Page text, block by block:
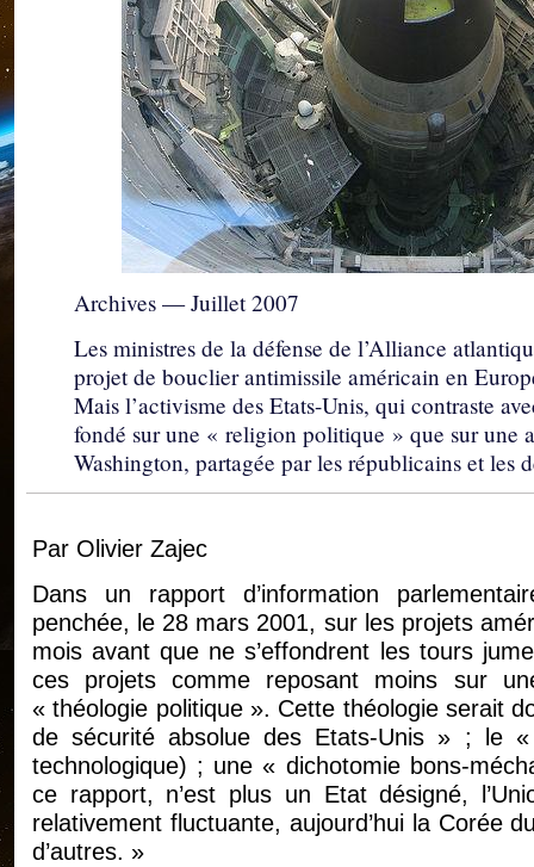
Archives — Juillet 2007
Les ministres de la défense de l’Alliance
projet de bouclier antimissile américain en
Mais l’activisme des Etats-Unis, qui contraste
fondé sur une « religion politique » que sur une
Washington, partagée par les républicains et les
Par Olivier Zajec
Dans un rapport d’information
penchée, le 28 mars 2001, sur les projets
mois avant que ne s’effondrent les tours
ces projets comme reposant moins sur
« théologie politique ». Cette théologie serait
de sécurité absolue des Etats-Unis » ; le
technologique) ; une « dichotomie bons-
ce rapport, n’est plus un Etat désigné,
relativement fluctuante, aujourd’hui la Corée
d’autres. »